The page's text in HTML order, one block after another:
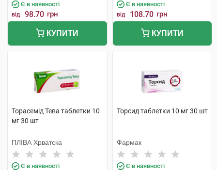
Є в наявності
від 98.70 грн
КУПИТИ
Є в наявності
від 108.70 грн
КУПИТИ
Торасемід Тева таблетки 10
мг 30 шт
ПЛІВА Хрватска
Є в наявності
Торсид таблетки 10 мг 30 шт
Фармак
Є в наявності